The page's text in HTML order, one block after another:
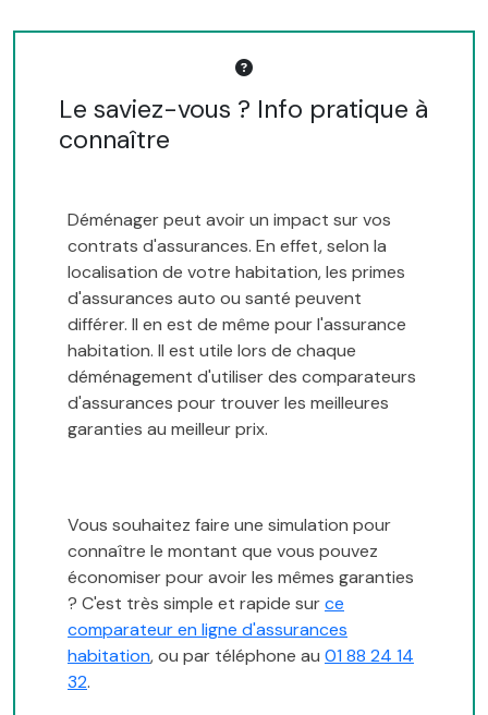
Le saviez-vous ? Info pratique à
connaître
Déménager peut avoir un impact sur vos
contrats d'assurances. En effet, selon la
localisation de votre habitation, les primes
d'assurances auto ou santé peuvent
différer. Il en est de même pour l'assurance
habitation. Il est utile lors de chaque
déménagement d'utiliser des comparateurs
d'assurances pour trouver les meilleures
garanties au meilleur prix.
Vous souhaitez faire une simulation pour
connaître le montant que vous pouvez
économiser pour avoir les mêmes garanties
? C'est très simple et rapide surce
comparateur en ligne d'assurances
habitation, ou par téléphone au 01 88 24 14
32.